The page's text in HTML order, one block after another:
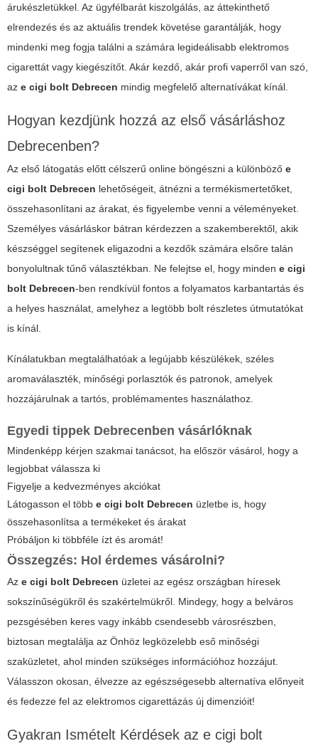
árukészletükkel. Az ügyfélbarát kiszolgálás, az áttekinthető
elrendezés és az aktuális trendek követése garantálják, hogy
mindenki meg fogja találni a számára legideálisabb elektromos
cigarettát vagy kiegészítőt. Akár kezdő, akár profi vaperről van szó,
az e cigi bolt Debrecen mindig megfelelő alternatívákat kínál.
Hogyan kezdjünk hozzá az első vásárláshoz
Debrecenben?
Az első látogatás előtt célszerű online böngészni a különböző e
cigi bolt Debrecen lehetőségeit, átnézni a termékismertetőket,
összehasonlítani az árakat, és figyelembe venni a véleményeket.
Személyes vásárláskor bátran kérdezzen a szakemberektől, akik
készséggel segítenek eligazodni a kezdők számára elsőre talán
bonyolultnak tűnő választékban. Ne felejtse el, hogy minden e cigi
bolt Debrecen-ben rendkívül fontos a folyamatos karbantartás és
a helyes használat, amelyhez a legtöbb bolt részletes útmutatókat
is kínál.
Kínálatukban megtalálhatóak a legújabb készülékek, széles
aromaválaszték, minőségi porlasztók és patronok, amelyek
hozzájárulnak a tartós, problémamentes használathoz.
Egyedi tippek Debrecenben vásárlóknak
Mindenképp kérjen szakmai tanácsot, ha először vásárol, hogy a
legjobbat válassza ki
Figyelje a kedvezményes akciókat
Látogasson el több e cigi bolt Debrecen üzletbe is, hogy
összehasonlítsa a termékeket és árakat
Próbáljon ki többféle ízt és aromát!
Összegzés: Hol érdemes vásárolni?
Az e cigi bolt Debrecen üzletei az egész országban híresek
sokszínűségükről és szakértelmükről. Mindegy, hogy a belváros
pezsgésében keres vagy inkább csendesebb városrészben,
biztosan megtalálja az Önhöz legközelebb eső minőségi
szaküzletet, ahol minden szükséges információhoz hozzájut.
Válasszon okosan, élvezze az egészségesebb alternatíva előnyeit
és fedezze fel az elektromos cigarettázás új dimenzióit!
Gyakran Ismételt Kérdések az e cigi bolt